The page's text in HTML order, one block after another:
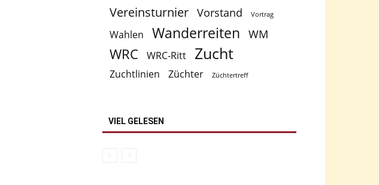
Vereinsturnier Vorstand Vortrag
Wahlen Wanderreiten WM
WRC WRC-Ritt Zucht
Zuchtlinien Züchter Züchtertreff
VIEL GELESEN